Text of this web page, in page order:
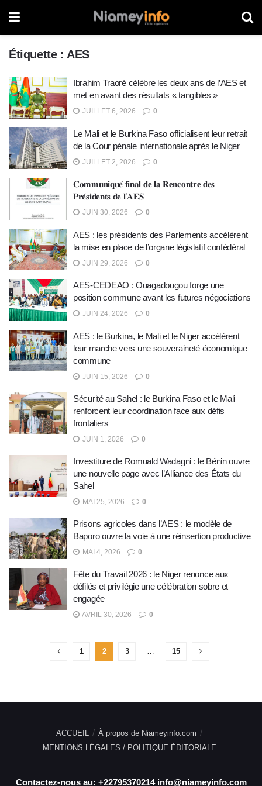
Étiquette : AES
Ibrahim Traoré célèbre les deux ans de l’AES et
met en avant des résultats « tangibles »
JUILLET 6, 2026 0
Le Mali et le Burkina Faso officialisent leur retrait
de la Cour pénale internationale après le Niger
JUILLET 2, 2026 0
𝐂𝐨𝐦𝐦𝐮𝐧𝐢𝐪𝐮𝐞́ 𝐟𝐢𝐧𝐚𝐥 𝐝𝐞 𝐥𝐚 𝐑𝐞𝐧𝐜𝐨𝐧𝐭𝐫𝐞 𝐝𝐞𝐬
𝐏𝐫𝐞́𝐬𝐢𝐝𝐞𝐧𝐭𝐬 𝐝𝐞 𝐥’𝐀𝐄𝐒
JUIN 30, 2026 0
AES : les présidents des Parlements accélèrent
la mise en place de l’organe législatif confédéral
JUIN 29, 2026 0
AES-CEDEAO : Ouagadougou forge une
position commune avant les futures négociations
JUIN 24, 2026 0
AES : le Burkina, le Mali et le Niger accélèrent
leur marche vers une souveraineté économique
commune
JUIN 15, 2026 0
Sécurité au Sahel : le Burkina Faso et le Mali
renforcent leur coordination face aux défis
frontaliers
JUIN 1, 2026 0
Investiture de Romuald Wadagni : le Bénin ouvre
une nouvelle page avec l’Alliance des États du
Sahel
MAI 25, 2026 0
Prisons agricoles dans l’AES : le modèle de
Baporo ouvre la voie à une réinsertion productive
MAI 4, 2026 0
Fête du Travail 2026 : le Niger renonce aux
défilés et privilégie une célébration sobre et
engagée
AVRIL 30, 2026 0
1 2 3 … 15
ACCUEIL
À propos de Niameyinfo.com
MENTIONS LÉGALES / POLITIQUE ÉDITORIALE
Contactez-nous au: +22795370214 info@niameyinfo.com